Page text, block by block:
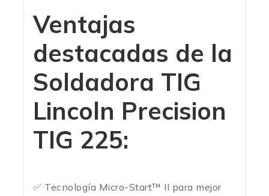
Ventajas
destacadas de la
Soldadora TIG
Lincoln Precision
TIG 225:
✅ Tecnología Micro-Start™ II para mejor